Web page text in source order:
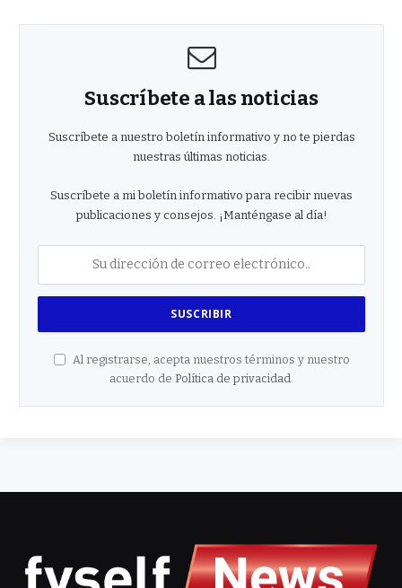
Suscríbete a las noticias
Suscríbete a nuestro boletín informativo y no te pierdas
nuestras últimas noticias.
Suscríbete a mi boletín informativo para recibir nuevas
publicaciones y consejos. ¡Manténgase al día!
Al registrarse, acepta nuestros términos y nuestro
acuerdo de Política de privacidad